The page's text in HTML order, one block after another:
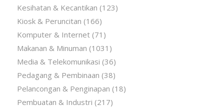
Kesihatan & Kecantikan (123)
Kiosk & Peruncitan (166)
Komputer & Internet(71)
Makanan & Minuman (1031)
Media & Telekomunikasi (36)
Pedagang & Pembinaan (38)
Pelancongan & Penginapan (18)
Pembuatan & Industri (217)